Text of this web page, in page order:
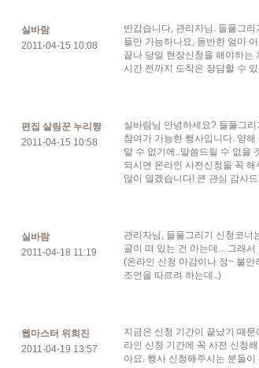
실바람
2011-04-15 10:08
반갑습니다, 관리자님. 들풀그
들만 가능하나요, 동반한 엄마
끝나 당일 현장신청을 해야하는
시간 전까지 도착은 장담할 수
편집 살림꾼 누리짱
2011-04-15 10:58
실바람님 안녕하세요? 들풀그
참여가 가능한 행사입니다. 양
알 수 없기에..말씀드릴 수 없을
되시면 온라인 사전신청을 꼭
많이 열겠습니다! 큰 관심 감사
실바람
2011-04-18 11:19
관리자님, 들풀그리기 신청코너
글이 떠 있는 건 아는데... 그래
(온라인 신청 마감이나 정~ 불안
조언을 따르려 하는데..)
웹마스터 위희진
2011-04-19 13:57
지금은 신청 기간이 끝났기 때
라인 신청 기간에 꼭 사전 신청
아요. 행사 신청해주시는 분들